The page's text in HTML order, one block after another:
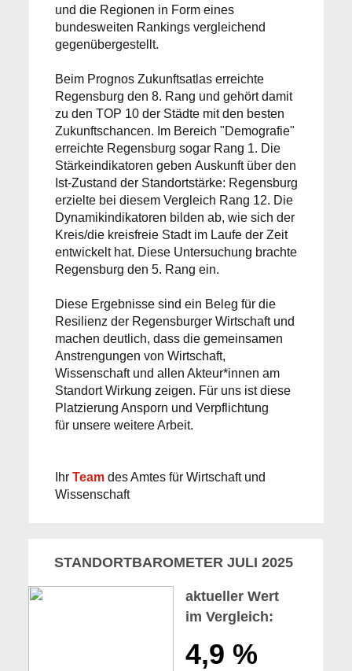
und die Regionen in Form eines
bundesweiten Rankings vergleichend
gegenübergestellt.
Beim Prognos Zukunftsatlas erreichte
Regensburg den 8. Rang und gehört damit
zu den TOP 10 der Städte mit den besten
Zukunftschancen. Im Bereich "Demografie"
erreichte Regensburg sogar Rang 1. Die
Stärkeindikatoren geben Auskunft über den
Ist-Zustand der Standortstärke: Regensburg
erzielte bei diesem Vergleich Rang 12. Die
Dynamikindikatoren bilden ab, wie sich der
Kreis/die kreisfreie Stadt im Laufe der Zeit
entwickelt hat. Diese Untersuchung brachte
Regensburg den 5. Rang ein.
Diese Ergebnisse sind ein Beleg für die
Resilienz der Regensburger Wirtschaft und
machen deutlich, dass die gemeinsamen
Anstrengungen von Wirtschaft,
Wissenschaft und allen Akteur*innen am
Standort Wirkung zeigen. Für uns ist diese
Platzierung Ansporn und Verpflichtung
für unsere weitere Arbeit.
Ihr Teamdes Amtes für Wirtschaft und
Wissenschaft
STANDORTBAROMETER JULI 2025
aktueller Wert
im Vergleich:
4,9 %